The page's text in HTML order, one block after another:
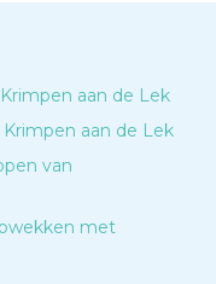
aan de Lek
aan de Lek
van
met